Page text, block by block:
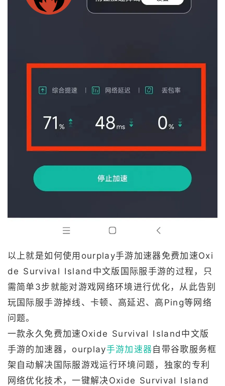
以上就是如何使用ourplay手游加速器免费加速Oxi
de Survival Island中文版国际服手游的过程，只
需简单3步就能对游戏网络环境进行优化，从此告别
玩国际服手游掉线、卡顿、高延迟、高Ping等网络
问题。
一款永久免费加速Oxide Survival Island中文版
手游的加速器，ourplay手游加速器自带谷歌服务框
架自动解决国际服游戏运行环境问题，独家的专利
网络优化技术，一键解决Oxide Survival Island